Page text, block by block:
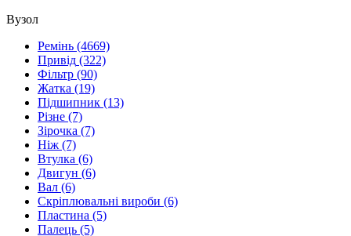
Вузол
Ремінь (4669)
Привід (322)
Фільтр (90)
Жатка (19)
Підшипник (13)
Різне (7)
Зірочка (7)
Ніж (7)
Втулка (6)
Двигун (6)
Вал (6)
Скріплювальні вироби (6)
Пластина (5)
Палець (5)